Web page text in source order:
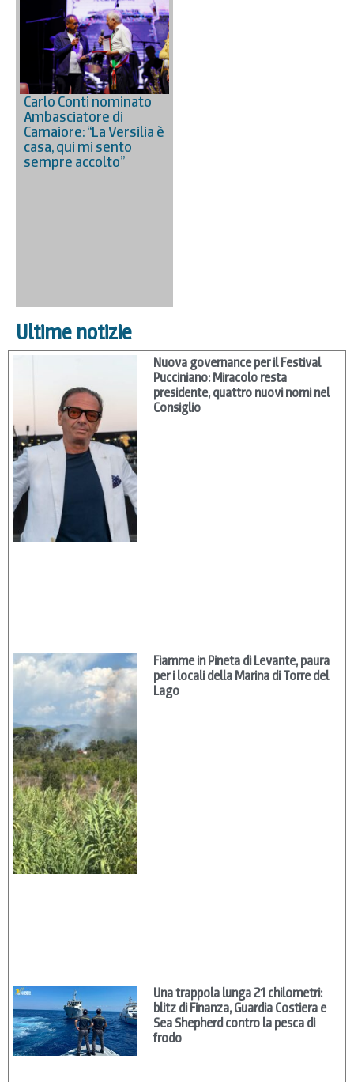
Carlo Conti nominato
Ambasciatore di
Camaiore: “La Versilia è
casa, qui mi sento
sempre accolto”
Ultime notizie
Nuova governance per il Festival
Pucciniano: Miracolo resta
presidente, quattro nuovi nomi nel
Consiglio
Fiamme in Pineta di Levante, paura
per i locali della Marina di Torre del
Lago
Una trappola lunga 21 chilometri:
blitz di Finanza, Guardia Costiera e
Sea Shepherd contro la pesca di
frodo